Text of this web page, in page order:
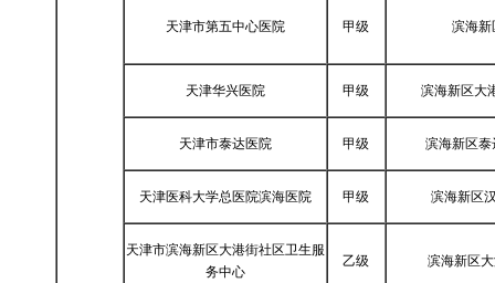
天津市第五中心医院 甲级 滨海新
天津华兴医院 甲级 滨海新区大
天津市泰达医院 甲级 滨海新区
天津医科大学总医院滨海医院 甲级 滨海新区
天津市滨海新区大港街社区卫生服
务中心
乙级 滨海新区